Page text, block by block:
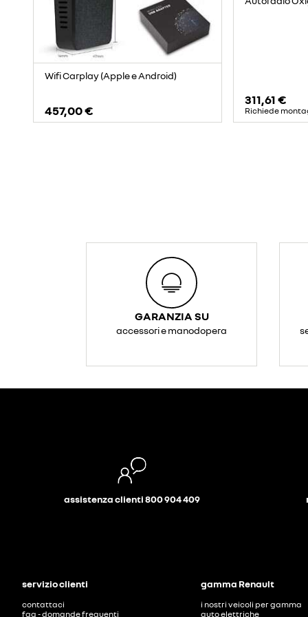
Wifi Carplay (Apple e Android)
457,00 €
311,61 €
Richiede
GARANZIA SU
accessori e manodopera
assistenza clienti 800 904 409
servizio clienti
contattaci
faq - domande frequenti
gamma Renault
i nostri veicoli per gamma
auto elettriche